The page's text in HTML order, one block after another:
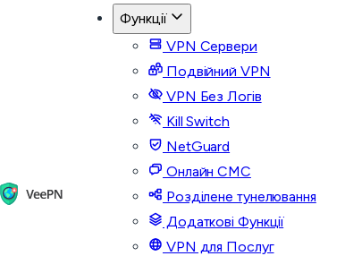
Функції
VPN Сервери
Подвійний VPN
VPN Без Логів
Kill Switch
NetGuard
Онлайн СМС
Розділене тунелювання
Додаткові Функції
VPN для Послуг